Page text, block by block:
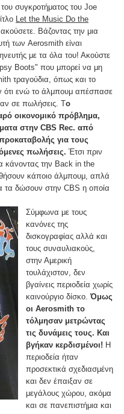
συγκροτήματος του Joe
Let the Music Do the
Βάζοντας την μια
των Aerosmith είναι
με τα όλα του! Ακούστε
Boots" που μπορεί να μη
τραγούδια, όπως και το
ότι ενώ το άλμπουμ απέσπασε
σε πωλήσεις. Το
οικονομικό πρόβλημα,
στην CBS Rec. από
για τους
πωλήσεις. Έτσι πριν
κάνοντας την Back in the
κάποιο άλμπουμ, απλά
τα δώσουν στην CBS η οποία
Σύμφωνα με τους
κανόνες της
δισκογραφίας αλλά και
τους συναυλιακούς,
στην Αμερική
τουλάχιστον, δεν
βγαίνεις περιοδεία χωρίς
καινούργιο δίσκο.Όμως
οι Aerosmith το
τόλμησαν μετρώντας
τις δυνάμεις τους. Και
βγήκαν κερδισμένοι! Η
περιοδεία ήταν
προσεκτικά σχεδιασμένη
και δεν έπαιξαν σε
μεγάλους χώρου, ακόμα
και σε πανεπιστήμια και